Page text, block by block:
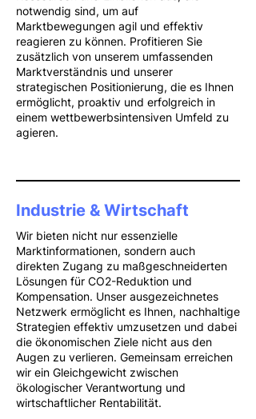
notwendig sind, um auf
Marktbewegungen agil und effektiv
reagieren zu können. Profitieren Sie
zusätzlich von unserem umfassenden
Marktverständnis und unserer
strategischen Positionierung, die es Ihnen
ermöglicht, proaktiv und erfolgreich in
einem wettbewerbsintensiven Umfeld zu
agieren.
Industrie & Wirtschaft
Wir bieten nicht nur essenzielle
Marktinformationen, sondern auch
direkten Zugang zu maßgeschneiderten
Lösungen für CO2-Reduktion und
Kompensation. Unser ausgezeichnetes
Netzwerk ermöglicht es Ihnen, nachhaltige
Strategien effektiv umzusetzen und dabei
die ökonomischen Ziele nicht aus den
Augen zu verlieren. Gemeinsam erreichen
wir ein Gleichgewicht zwischen
ökologischer Verantwortung und
wirtschaftlicher Rentabilität.